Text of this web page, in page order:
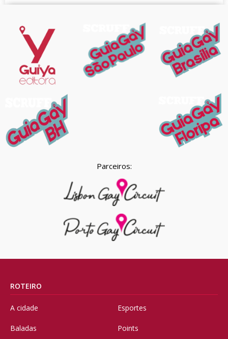
Parceiros:
ROTEIRO
A cidade
Baladas
Esportes
Points